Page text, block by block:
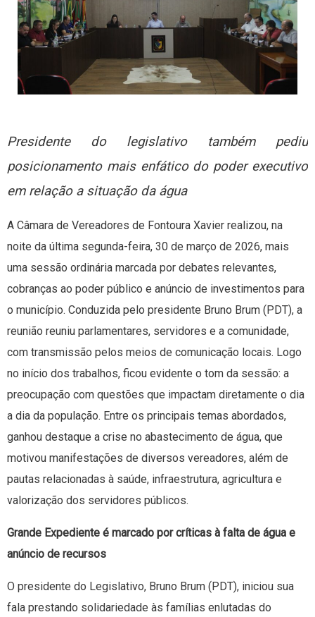
Presidente do legislativo também pediu
posicionamento mais enfático do poder executivo
em relação a situação da água
A Câmara de Vereadores de Fontoura Xavier realizou, na
noite da última segunda-feira, 30 de março de 2026, mais
uma sessão ordinária marcada por debates relevantes,
cobranças ao poder público e anúncio de investimentos para
o município. Conduzida pelo presidente Bruno Brum (PDT), a
reunião reuniu parlamentares, servidores e a comunidade,
com transmissão pelos meios de comunicação locais. Logo
no início dos trabalhos, ficou evidente o tom da sessão: a
preocupação com questões que impactam diretamente o dia
a dia da população. Entre os principais temas abordados,
ganhou destaque a crise no abastecimento de água, que
motivou manifestações de diversos vereadores, além de
pautas relacionadas à saúde, infraestrutura, agricultura e
valorização dos servidores públicos.
Grande Expediente é marcado por críticas à falta de água e
anúncio de recursos
O presidente do Legislativo, Bruno Brum (PDT), iniciou sua
fala prestando solidariedade às famílias enlutadas do